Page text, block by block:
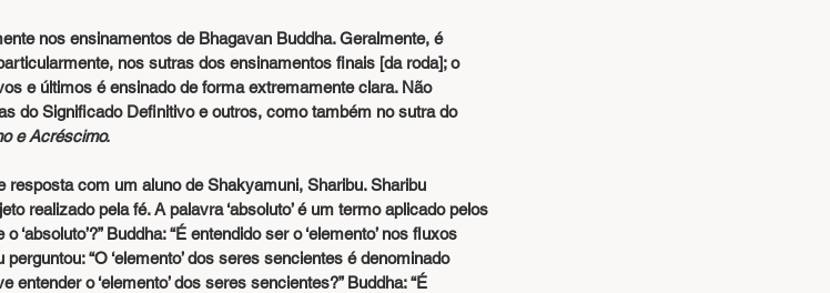
nos ensinamentos de Bhagavan Buddha. Geralmente, é
nos sutras dos ensinamentos finais [da roda]; o
e últimos é ensinado de forma extremamente clara. Não
do Significado Definitivo e outros, como também no sutra do
e Acréscimo.
com um aluno de Shakyamuni, Sharibu. Sharibu
realizado pela fé. A palavra ‘absoluto’ é um termo aplicado pelos
Buddha: “É entendido ser o ‘elemento’ nos fluxos
“O ‘elemento’ dos seres sencientes é denominado
entender o ‘elemento’ dos seres sencientes?” Buddha: “É